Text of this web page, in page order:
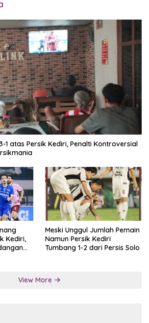
1 atas Persik Kediri, Penalti Kontroversial
Kediri,
Meski Unggul Jumlah Pemain
Namun Persik Kediri
Tumbang 1-2 dari Persis Solo
View More